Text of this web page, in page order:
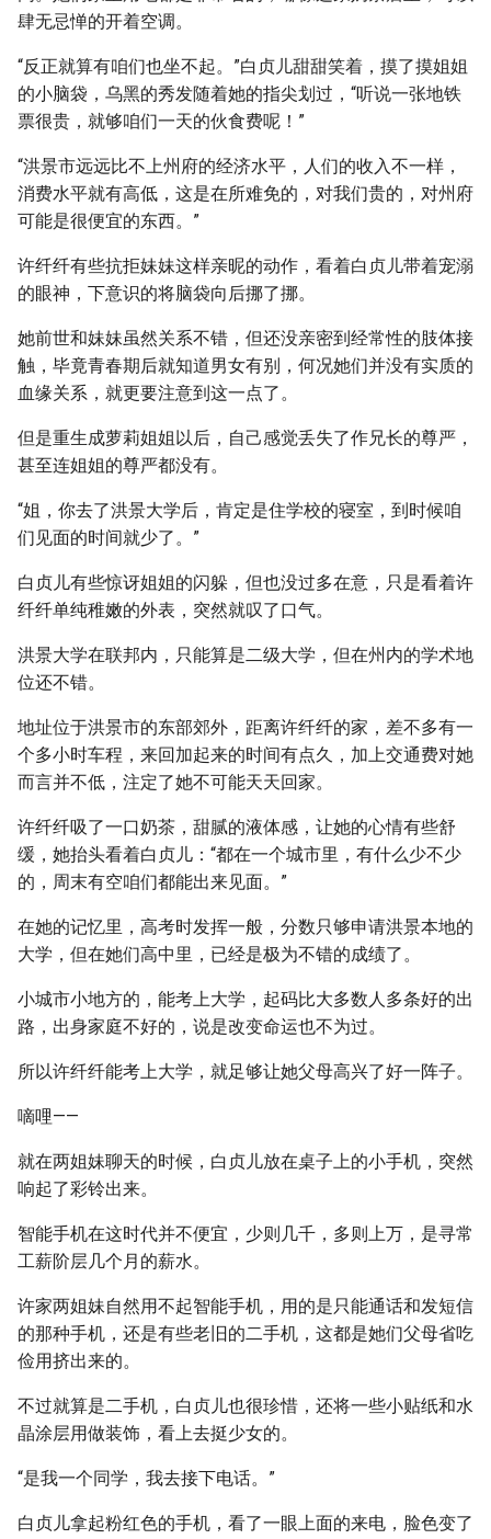
肆无忌惮的开着空调。
“反正就算有咱们也坐不起。”白贞儿甜甜笑着，摸了摸姐姐
的小脑袋，乌黑的秀发随着她的指尖划过，“听说一张地铁
票很贵，就够咱们一天的伙食费呢！”
“洪景市远远比不上州府的经济水平，人们的收入不一样，
消费水平就有高低，这是在所难免的，对我们贵的，对州府
可能是很便宜的东西。”
许纤纤有些抗拒妹妹这样亲昵的动作，看着白贞儿带着宠溺
的眼神，下意识的将脑袋向后挪了挪。
她前世和妹妹虽然关系不错，但还没亲密到经常性的肢体接
触，毕竟青春期后就知道男女有别，何况她们并没有实质的
血缘关系，就更要注意到这一点了。
但是重生成萝莉姐姐以后，自己感觉丢失了作兄长的尊严，
甚至连姐姐的尊严都没有。
“姐，你去了洪景大学后，肯定是住学校的寝室，到时候咱
们见面的时间就少了。”
白贞儿有些惊讶姐姐的闪躲，但也没过多在意，只是看着许
纤纤单纯稚嫩的外表，突然就叹了口气。
洪景大学在联邦内，只能算是二级大学，但在州内的学术地
位还不错。
地址位于洪景市的东部郊外，距离许纤纤的家，差不多有一
个多小时车程，来回加起来的时间有点久，加上交通费对她
而言并不低，注定了她不可能天天回家。
许纤纤吸了一口奶茶，甜腻的液体感，让她的心情有些舒
缓，她抬头看着白贞儿：“都在一个城市里，有什么少不少
的，周末有空咱们都能出来见面。”
在她的记忆里，高考时发挥一般，分数只够申请洪景本地的
大学，但在她们高中里，已经是极为不错的成绩了。
小城市小地方的，能考上大学，起码比大多数人多条好的出
路，出身家庭不好的，说是改变命运也不为过。
所以许纤纤能考上大学，就足够让她父母高兴了好一阵子。
嘀哩——
就在两姐妹聊天的时候，白贞儿放在桌子上的小手机，突然
响起了彩铃出来。
智能手机在这时代并不便宜，少则几千，多则上万，是寻常
工薪阶层几个月的薪水。
许家两姐妹自然用不起智能手机，用的是只能通话和发短信
的那种手机，还是有些老旧的二手机，这都是她们父母省吃
俭用挤出来的。
不过就算是二手机，白贞儿也很珍惜，还将一些小贴纸和水
晶涂层用做装饰，看上去挺少女的。
“是我一个同学，我去接下电话。”
白贞儿拿起粉红色的手机，看了一眼上面的来电，脸色变了